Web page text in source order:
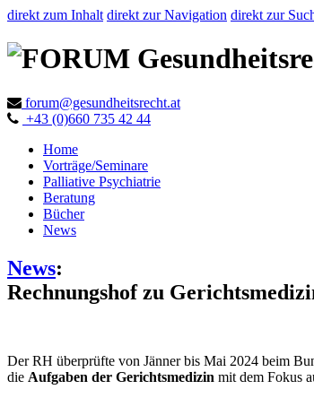
direkt zum Inhalt direkt zur Navigation direkt zur
forum@gesundheitsrecht.at
+43 (0)660 735 42 44
Home
Vorträge/Seminare
Palliative Psychiatrie
Beratung
Bücher
News
News:
Rechnungshof zu
Der RH überprüfte von Jänner bis Mai 2024 beim
die Aufgaben der Gerichtsmedizin mit dem Fokus